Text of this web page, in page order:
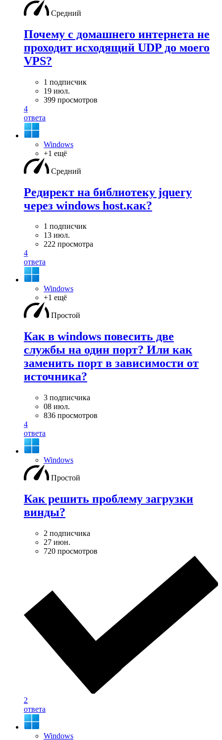
Средний
Почему с домашнего интернета не
проходит исходящий UDP до моего
VPS?
1 подписчик
19 июл.
399 просмотров
4
ответа
Windows
+1 ещё
Средний
Редирект на библиотеку jquery
через windows host.как?
1 подписчик
13 июл.
222 просмотра
4
ответа
Windows
+1 ещё
Простой
Как в windows повесить две
службы на один порт? Или как
заменить порт в зависимости от
источника?
3 подписчика
08 июл.
836 просмотров
4
ответа
Windows
Простой
Как решить проблему загрузки
винды?
2 подписчика
27 июн.
720 просмотров
2
ответа
Windows